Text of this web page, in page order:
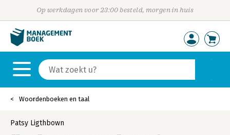
Op werkdagen voor 23:00 besteld, morgen in huis
Woordenboeken en taal
Patsy Ligthbown